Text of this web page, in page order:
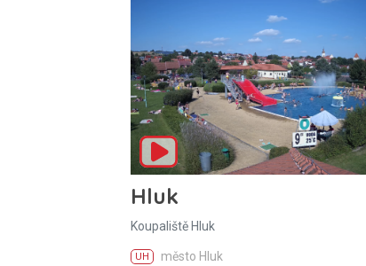
Hluk
Koupaliště Hluk
UH město Hluk